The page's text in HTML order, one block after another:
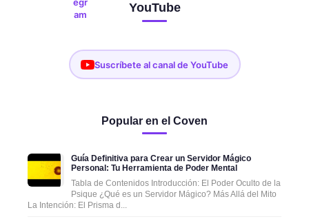
YouTube
Suscríbete al canal de YouTube
Popular en el Coven
Guía Definitiva para Crear un Servidor Mágico
Personal: Tu Herramienta de Poder Mental
Tabla de Contenidos Introducción: El Poder Oculto de la
Psique ¿Qué es un Servidor Mágico? Más Allá del Mito
La Intención: El Prisma d...